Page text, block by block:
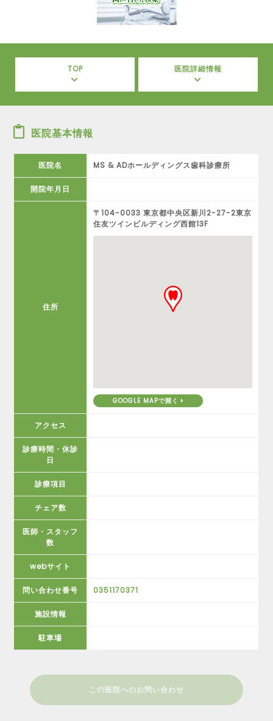
TOP 医院詳細情報
医院基本情報
医院名 MS & ADホールディングス歯科診療所
開院年月日
住所
〒104-0033 東京都中央区新川2-27-2東京
住友ツインビルディング西館13F
GOOGLE MAPで開く
アクセス
診療時間・休診
日
診療項目
チェア数
医師・スタッフ
数
webサイト
問い合わせ番号 0351170371
施設情報
駐車場
この医院へのお問い合わせ